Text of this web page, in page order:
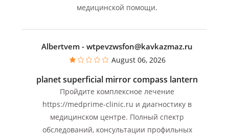
медицинской помощи.
Albertvem - wtpevzwsfon@kavkazmaz.ru
August 06, 2026
planet superficial mirror compass lantern
Пройдите комплексное лечение
https://medprime-clinic.ru и диагностику в
медицинском центре. Полный спектр
обследований, консультации профильных